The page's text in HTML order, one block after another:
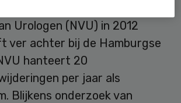
Urologen (NVU) in 2012
ver achter bij de Hamburgse
hanteert 20
per jaar als
Blijkens onderzoek van